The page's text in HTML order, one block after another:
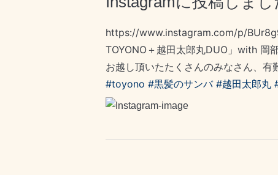
https://www.instagram.com/p/
TOYONO＋越田太郎丸DUO」with 岡
お越し頂いたたくさんのみなさん、有
#toyono #黒髪のサンバ #越田太郎丸